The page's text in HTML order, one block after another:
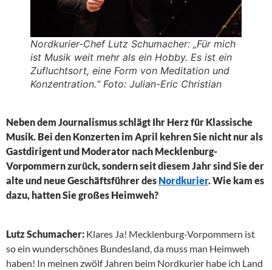
Nordkurier-Chef Lutz Schumacher: „Für mich
ist Musik weit mehr als ein Hobby. Es ist ein
Zufluchtsort, eine Form von Meditation und
Konzentration.“ Foto: Julian-Eric Christian
Neben dem Journalismus schlägt Ihr Herz für Klassische
Musik. Bei den Konzerten im April kehren Sie nicht nur als
Gastdirigent und Moderator nach Mecklenburg-
Vorpommern zurück, sondern seit diesem Jahr sind Sie der
alte und neue Geschäftsführer des Nordkurier. Wie kam es
dazu, hatten Sie großes Heimweh?
Lutz Schumacher: Klares Ja! Mecklenburg-Vorpommern ist
so ein wunderschönes Bundesland, da muss man Heimweh
haben! In meinen zwölf Jahren beim Nordkurier habe ich Land